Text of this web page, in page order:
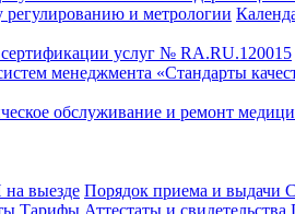
и метрологии
услуг № RA.RU.120015
менеджмента «Стандарты
обслуживание и ремонт
выезде Порядок приема и
Тарифы Аттестаты и свидетельства